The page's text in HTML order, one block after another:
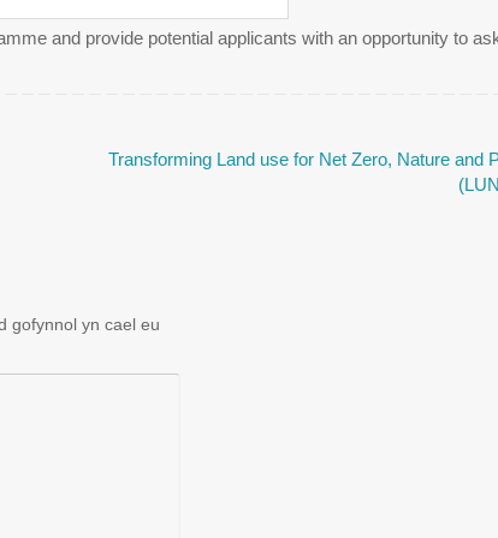
and provide potential applicants with an opportunity to
Transforming Land use for Net Zero, Nature and
gofynnol yn cael eu